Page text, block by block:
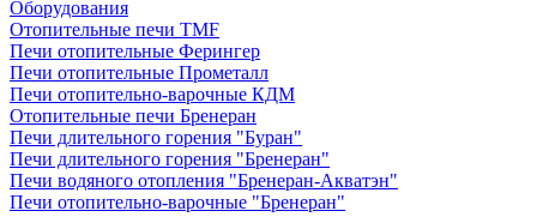
Оборудования
Отопительные печи TMF
Печи отопительные Ферингер
Печи отопительные Прометалл
Печи отопительно-варочные КДМ
Отопительные печи Бренеран
Печи длительного горения "Буран"
Печи длительного горения "Бренеран"
Печи водяного отопления "Бренеран-Акватэн"
Печи отопительно-варочные "Бренеран"